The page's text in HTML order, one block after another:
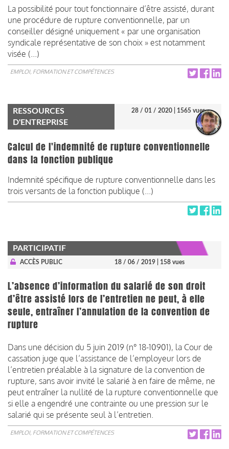
La possibilité pour tout fonctionnaire d’être assisté, durant
une procédure de rupture conventionnelle, par un
conseiller désigné uniquement « par une organisation
syndicale représentative de son choix » est notamment
visée (...)
EMPLOI, FORMATION ET COMPÉTENCES
RESSOURCES
D'ENTREPRISE
28 / 01 / 2020 | 1565 vues
Calcul de l'indemnité de rupture conventionnelle
dans la fonction publique
Indemnité spécifique de rupture conventionnelle dans les
trois versants de la fonction publique (...)
PARTICIPATIF
ACCÈS PUBLIC 18 / 06 / 2019 | 158 vues
L’absence d’information du salarié de son droit
d’être assisté lors de l’entretien ne peut, à elle
seule, entraîner l’annulation de la convention de
rupture
Dans une décision du 5 juin 2019 (n° 18-10901), la Cour de
cassation juge que l’assistance de l’employeur lors de
l’entretien préalable à la signature de la convention de
rupture, sans avoir invité le salarié à en faire de même, ne
peut entraîner la nullité de la rupture conventionnelle que
si elle a engendré une contrainte ou une pression sur le
salarié qui se présente seul à l’entretien.
EMPLOI, FORMATION ET COMPÉTENCES